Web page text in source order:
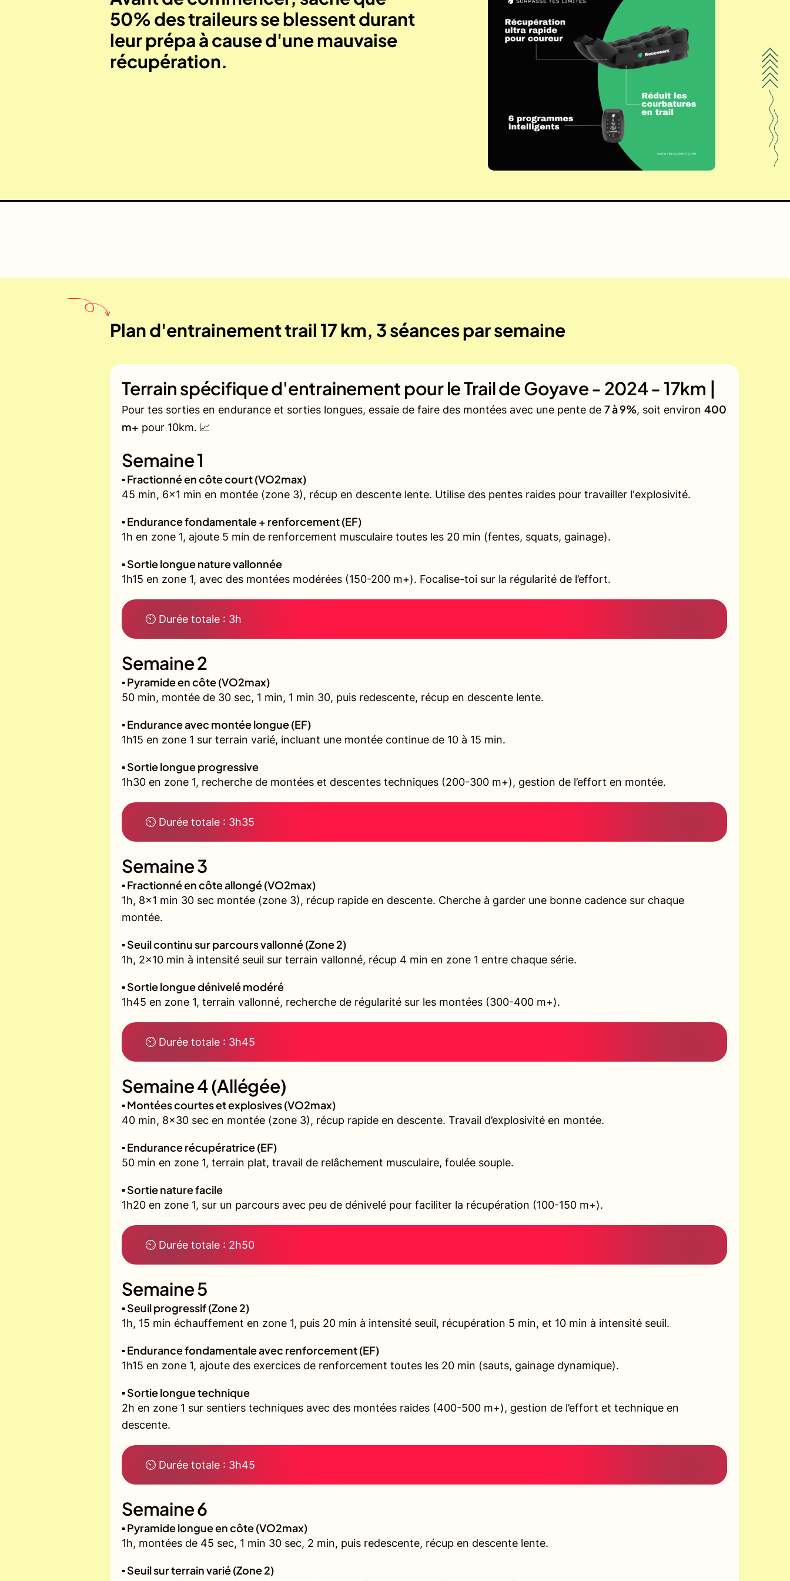
50% des traileurs se blessent durant
leur prépa à cause d'une mauvaise
récupération.
Plan d'entrainement trail 17 km, 3 séances par semaine
Terrain spécifique d'entrainement pour leTrail de Goyave - 2024 - 17km |
Pour tes sorties en endurance et sorties longues, essaie de faire des montées avec une pente de 7 à 9%, soit environ 400
m+ pour 10km. 📈
Semaine 1
▪️ Fractionné en côte court (VO2max)
45 min, 6x1 min en montée (zone 3), récup en descente lente. Utilise des pentes raides pour travailler l'explosivité.
▪️ Endurance fondamentale + renforcement (EF)
1h en zone 1, ajoute 5 min de renforcement musculaire toutes les 20 min (fentes, squats, gainage).
▪️ Sortie longue nature vallonnée
1h15 en zone 1, avec des montées modérées (150-200 m+). Focalise-toi sur la régularité de l’effort.
⏲ Durée totale : 3h
Semaine 2
▪️ Pyramide en côte (VO2max)
50 min, montée de 30 sec, 1 min, 1 min 30, puis redescente, récup en descente lente.
▪️ Endurance avec montée longue (EF)
1h15 en zone 1 sur terrain varié, incluant une montée continue de 10 à 15 min.
▪️ Sortie longue progressive
1h30 en zone 1, recherche de montées et descentes techniques (200-300 m+), gestion de l’effort en montée.
⏲ Durée totale : 3h35
Semaine 3
▪️ Fractionné en côte allongé (VO2max)
1h, 8x1 min 30 sec montée (zone 3), récup rapide en descente. Cherche à garder une bonne cadence sur chaque
montée.
▪️ Seuil continu sur parcours vallonné (Zone 2)
1h, 2x10 min à intensité seuil sur terrain vallonné, récup 4 min en zone 1 entre chaque série.
▪️ Sortie longue dénivelé modéré
1h45 en zone 1, terrain vallonné, recherche de régularité sur les montées (300-400 m+).
⏲ Durée totale : 3h45
Semaine 4 (Allégée)
▪️ Montées courtes et explosives (VO2max)
40 min, 8x30 sec en montée (zone 3), récup rapide en descente. Travail d’explosivité en montée.
▪️ Endurance récupératrice (EF)
50 min en zone 1, terrain plat, travail de relâchement musculaire, foulée souple.
▪️ Sortie nature facile
1h20 en zone 1, sur un parcours avec peu de dénivelé pour faciliter la récupération (100-150 m+).
⏲ Durée totale : 2h50
Semaine 5
▪️ Seuil progressif (Zone 2)
1h, 15 min échauffement en zone 1, puis 20 min à intensité seuil, récupération 5 min, et 10 min à intensité seuil.
▪️ Endurance fondamentale avec renforcement (EF)
1h15 en zone 1, ajoute des exercices de renforcement toutes les 20 min (sauts, gainage dynamique).
▪️ Sortie longue technique
2h en zone 1 sur sentiers techniques avec des montées raides (400-500 m+), gestion de l’effort et technique en
descente.
⏲ Durée totale : 3h45
Semaine 6
▪️ Pyramide longue en côte (VO2max)
1h, montées de 45 sec, 1 min 30 sec, 2 min, puis redescente, récup en descente lente.
▪️ Seuil sur terrain varié (Zone 2)